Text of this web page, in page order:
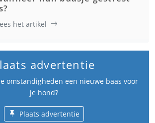
het artikel
advertentie
omstandigheden een nieuwe baas voor
je hond?
Plaats advertentie